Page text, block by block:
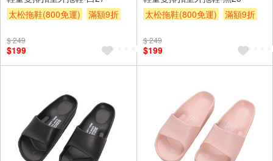
太松拖鞋(800免運)
滿額9折
$ 249
$199
太松拖鞋(800免運)
滿額9折
$ 249
$199